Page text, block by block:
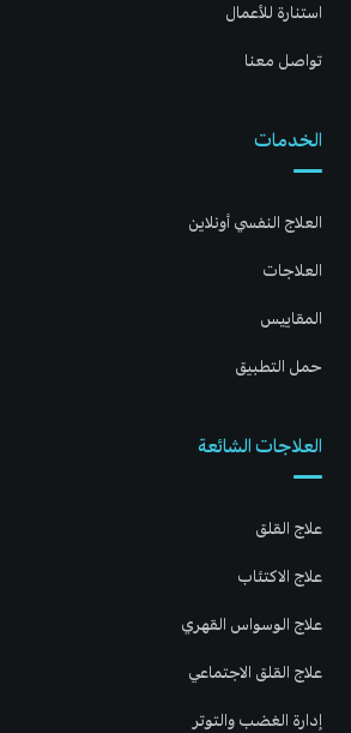
استنارة للأعمال
تواصل معنا
الخدمات
العلاج النفسي أونلاين
العلاجات
المقاييس
حمل التطبيق
العلاجات الشائعة
علاج القلق
علاج الاكتئاب
علاج الوسواس القهري
علاج القلق الاجتماعي
إدارة الغضب والتوتر